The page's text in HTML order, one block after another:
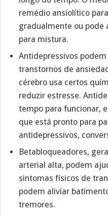
remédio ansiolítico
gradualmente ou pode
para mistura.
Antidepressivos
transtornos de
cérebro usa certos
reduzir estresse.
tempo para funcionar,
que está pronto para
antidepressivos,
Betabloqueadores,
arterial alta, podem
sintomas físicos de
podem aliviar
tremores.